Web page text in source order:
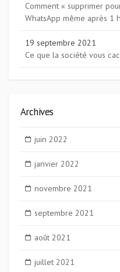
Comment « supprimer
WhatsApp même après 1
19 septembre 2021
Ce que la société vous
Archives
juin 2022
janvier 2022
novembre 2021
septembre 2021
août 2021
juillet 2021